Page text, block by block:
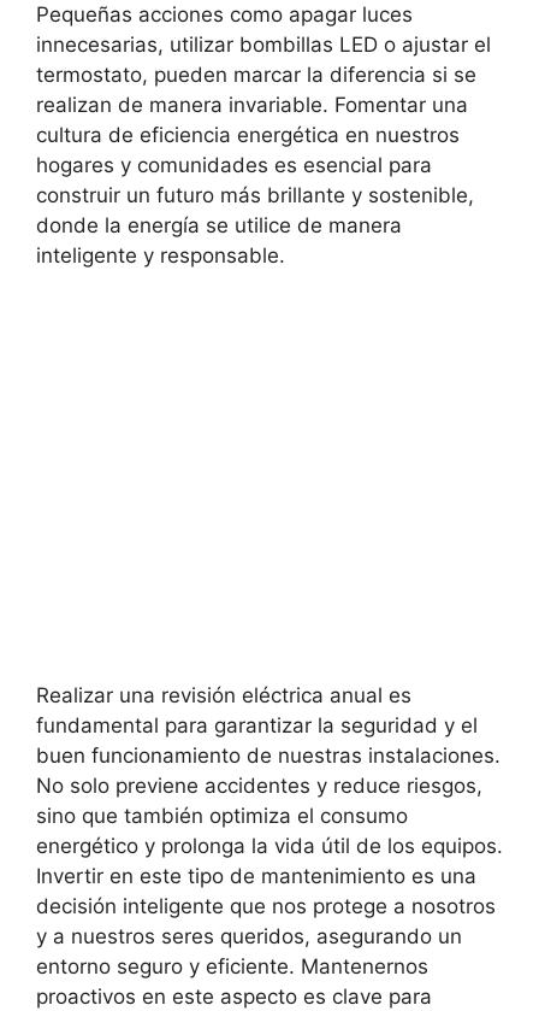
Pequeñas acciones como apagar luces
innecesarias, utilizar bombillas LED o ajustar el
termostato, pueden marcar la diferencia si se
realizan de manera invariable. Fomentar una
cultura de eficiencia energética en nuestros
hogares y comunidades es esencial para
construir un futuro más brillante y sostenible,
donde la energía se utilice de manera
inteligente y responsable.
Realizar una revisión eléctrica anual es
fundamental para garantizar la seguridad y el
buen funcionamiento de nuestras instalaciones.
No solo previene accidentes y reduce riesgos,
sino que también optimiza el consumo
energético y prolonga la vida útil de los equipos.
Invertir en este tipo de mantenimiento es una
decisión inteligente que nos protege a nosotros
y a nuestros seres queridos, asegurando un
entorno seguro y eficiente. Mantenernos
proactivos en este aspecto es clave para